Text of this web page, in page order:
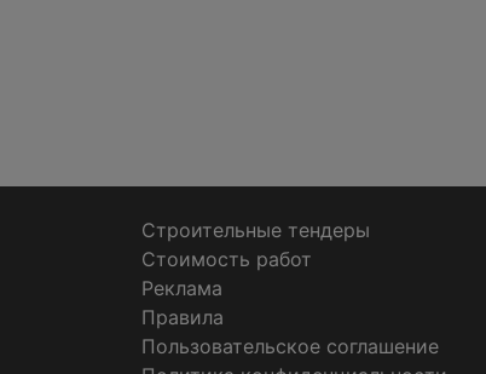
Строительные тендеры
Стоимость работ
Реклама
Правила
Пользовательское соглашение